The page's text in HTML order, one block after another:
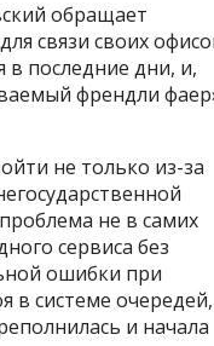
обращает
связи своих
в последние дни, и,
френдли
не только из-за
не в самих
сервиса без
ошибки при
в системе очередей,
и начала